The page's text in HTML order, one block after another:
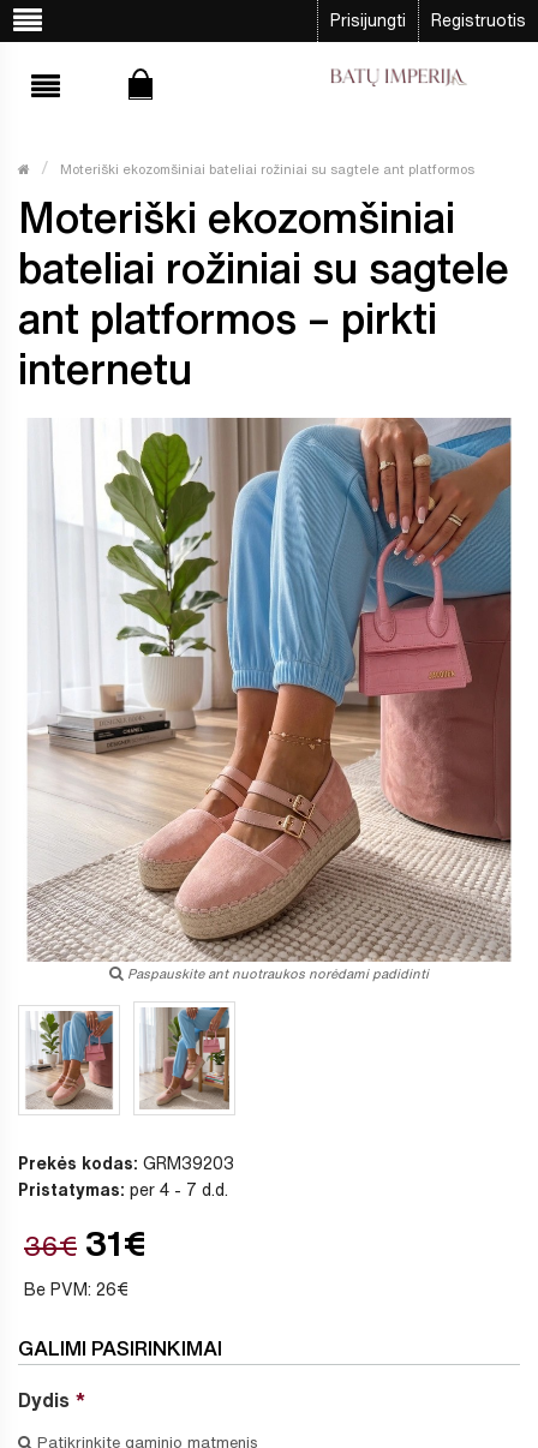
Prisijungti Registruotis
Moteriški ekozomšiniai bateliai rožiniai su sagtele ant platformos
Moteriški ekozomšiniai
bateliai rožiniai su sagtele
ant platformos – pirkti
internetu
Paspauskite ant nuotraukos norėdami padidinti
Prekės kodas: GRM39203
Pristatymas: per 4 - 7 d.d.
36€ 31€
Be PVM: 26€
GALIMI PASIRINKIMAI
Dydis
Patikrinkite gaminio matmenis